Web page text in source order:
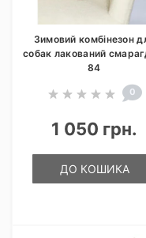
Зимовий комбінезон
собак лакований
84
0
1 050 грн.
ДО КОШИКА